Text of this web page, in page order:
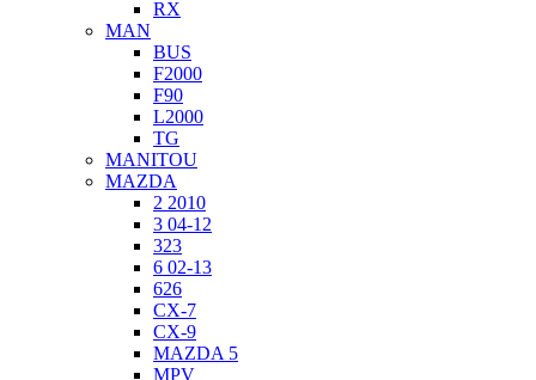
RX
MAN
BUS
F2000
F90
L2000
TG
MANITOU
MAZDA
2 2010
3 04-12
323
6 02-13
626
CX-7
CX-9
MAZDA 5
MPV